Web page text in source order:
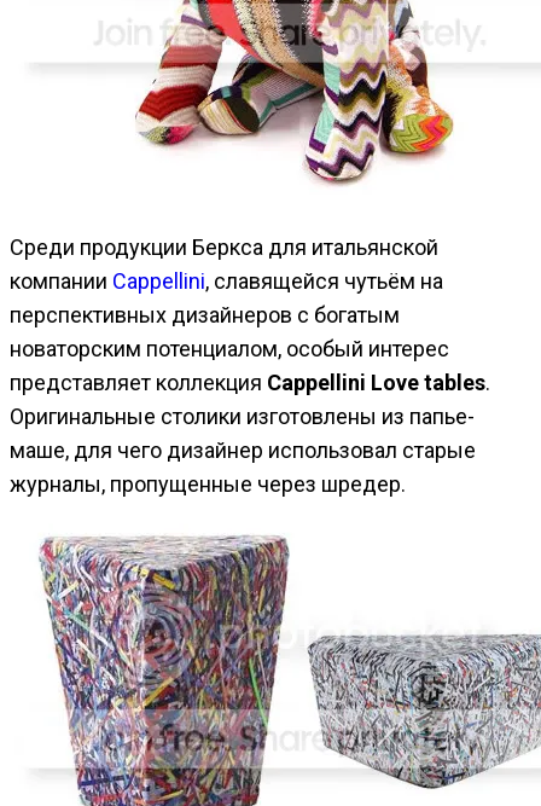
Среди продукции Беркса для итальянской
компании Cappellini, славящейся чутьём на
перспективных дизайнеров с богатым
новаторским потенциалом, особый интерес
представляет коллекция Cappellini Love tables.
Оригинальные столики изготовлены из папье-
маше, для чего дизайнер использовал старые
журналы, пропущенные через шредер.